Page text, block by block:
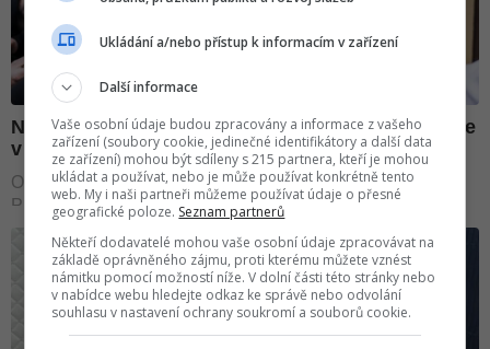
Ukládání a/nebo přístup k informacím v zařízení
Další informace
Vaše osobní údaje budou zpracovány a informace z vašeho
zařízení (soubory cookie, jedinečné identifikátory a další data
ze zařízení) mohou být sdíleny s 215 partnera, kteří je mohou
ukládat a používat, nebo je může používat konkrétně tento
web. My i naši partneři můžeme používat údaje o přesné
geografické poloze. Seznam partnerů
Někteří dodavatelé mohou vaše osobní údaje zpracovávat na
základě oprávněného zájmu, proti kterému můžete vznést
námitku pomocí možností níže. V dolní části této stránky nebo
v nabídce webu hledejte odkaz ke správě nebo odvolání
souhlasu v nastavení ochrany soukromí a souborů cookie.